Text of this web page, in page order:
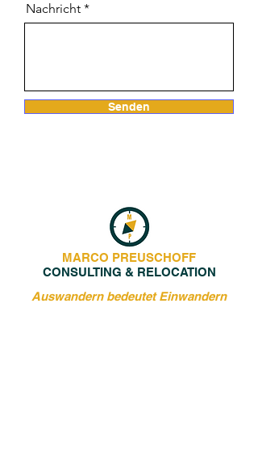
Nachricht
Senden
CONSULTING & RELOCATION
MARCO PREUSCHOFF
Auswandern bedeutet Einwandern